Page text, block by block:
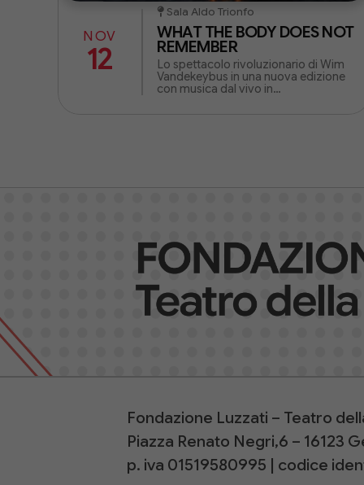
NOV
12
Sala Aldo Trionfo
WHAT THE BODY DOES NOT
REMEMBER
Lo spettacolo rivoluzionario di Wim
Vandekeybus in una nuova edizione
con musica dal vivo in
Fondazione Luzzati – Teatro
Piazza Renato Negri,6 – 16123
p. iva 01519580995 | codice